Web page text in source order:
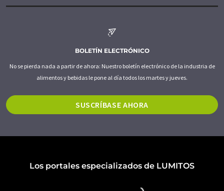
BOLETÍN ELECTRÓNICO
No se pierda nada a partir de ahora: Nuestro boletín electrónico de la industria de
alimentos y bebidas le pone al día todos los martes y jueves.
SUSCRÍBASE AHORA
Los portales especializados de LUMITOS